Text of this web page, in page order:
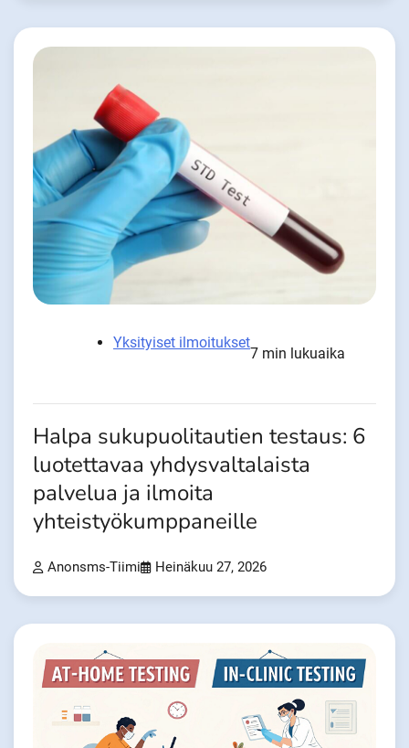
Yksityiset ilmoitukset
7 min lukuaika
Halpa sukupuolitautien testaus: 6
luotettavaa yhdysvaltalaista
palvelua ja ilmoita
yhteistyökumppaneille
Anonsms-Tiimi Heinäkuu 27, 2026